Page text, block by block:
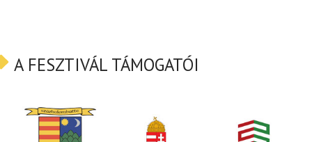
A FESZTIVÁL TÁMOGATÓI